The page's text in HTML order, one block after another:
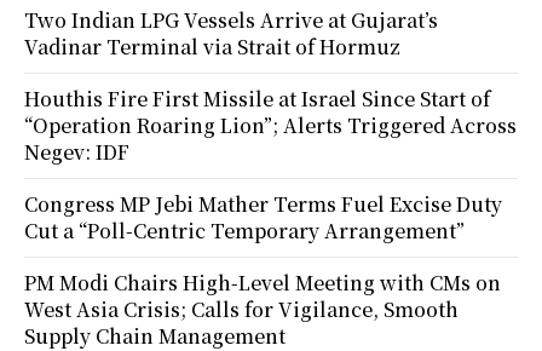
Two Indian LPG Vessels Arrive at Gujarat’s
Vadinar Terminal via Strait of Hormuz
Houthis Fire First Missile at Israel Since Start of
“Operation Roaring Lion”; Alerts Triggered Across
Negev: IDF
Congress MP Jebi Mather Terms Fuel Excise Duty
Cut a “Poll-Centric Temporary Arrangement”
PM Modi Chairs High-Level Meeting with CMs on
West Asia Crisis; Calls for Vigilance, Smooth
Supply Chain Management